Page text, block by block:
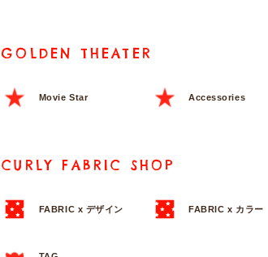
GOLDEN THEATER
Movie Star Accessories
CURLY FABRIC SHOP
FABRIC x デザイン FABRIC x カラー